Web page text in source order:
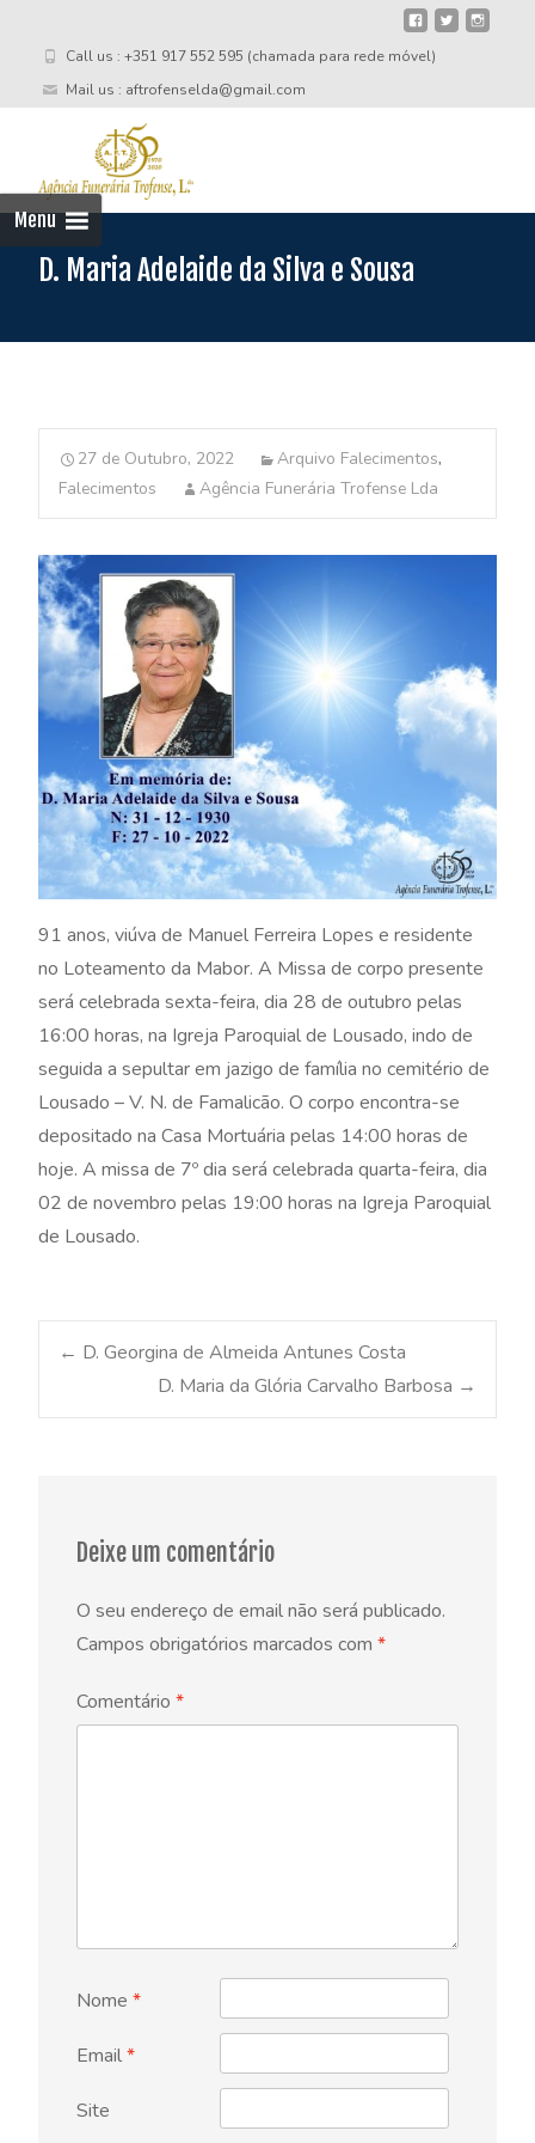
Call us : +351 917 552 595 (chamada para rede móvel)
Mail us : aftrofenselda@gmail.com
Menu
D. Maria Adelaide da Silva e Sousa
27 de Outubro, 2022 Arquivo Falecimentos,
Falecimentos
Agência Funerária Trofense Lda
91 anos, viúva de Manuel Ferreira Lopes e residente
no Loteamento da Mabor. A Missa de corpo presente
será celebrada sexta-feira, dia 28 de outubro pelas
16:00 horas, na Igreja Paroquial de Lousado, indo de
seguida a sepultar em jazigo de família no cemitério de
Lousado – V. N. de Famalicão. O corpo encontra-se
depositado na Casa Mortuária pelas 14:00 horas de
hoje. A missa de 7º dia será celebrada quarta-feira, dia
02 de novembro pelas 19:00 horas na Igreja Paroquial
de Lousado.
Post
← D. Georgina de Almeida Antunes Costa
D. Maria da Glória Carvalho Barbosa →
Deixe um comentário
O seu endereço de email não será publicado.
Campos obrigatórios marcados com *
Comentário *
Nome *
Email*
Site